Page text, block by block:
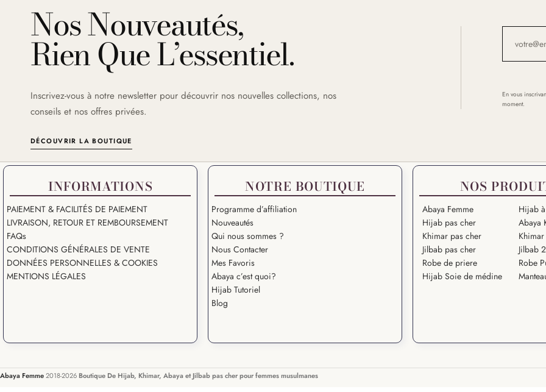
Nos Nouveautés,
Rien Que L’essentiel.
Inscrivez-vous à notre newsletter pour découvrir nos nouvelles collections, nos
conseils et nos offres privées.
DÉCOUVRIR LA BOUTIQUE
En vous
moment.
INFORMATIONS
PAIEMENT & FACILITÉS DE PAIEMENT
LIVRAISON, RETOUR ET REMBOURSEMENT
FAQs
CONDITIONS GÉNÉRALES DE VENTE
DONNÉES PERSONNELLES & COOKIES
MENTIONS LÉGALES
NOTRE BOUTIQUE
Programme d’affiliation
Nouveautés
Qui nous sommes ?
Nous Contacter
Mes Favoris
Abaya c’est quoi?
Hijab Tutoriel
Blog
NOS
Abaya Femme
Hijab pas cher
Khimar pas cher
Jilbab pas cher
Robe de priere
Hijab Soie de médine
Hijab
Abaya
Jilbab
Robe
Abaya Femme2018-2026 Boutique De Hijab, Khimar, Abaya et Jilbab pas cher pour femmes musulmanes